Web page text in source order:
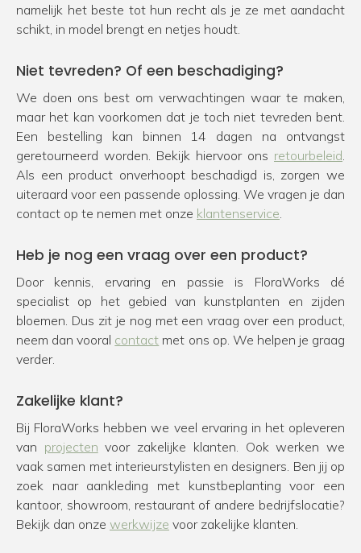
namelijk het beste tot hun recht als je ze met aandacht
schikt, in model brengt en netjes houdt.
Niet tevreden? Of een beschadiging?
We doen ons best om verwachtingen waar te maken,
maar het kan voorkomen dat je toch niet tevreden bent.
Een bestelling kan binnen 14 dagen na ontvangst
geretourneerd worden. Bekijk hiervoor ons retourbeleid.
Als een product onverhoopt beschadigd is, zorgen we
uiteraard voor een passende oplossing. We vragen je dan
contact op te nemen met onze klantenservice.
Heb je nog een vraag over een product?
Door kennis, ervaring en passie is FloraWorks dé
specialist op het gebied van kunstplanten en zijden
bloemen. Dus zit je nog met een vraag over een product,
neem dan vooral contact met ons op. We helpen je graag
verder.
Zakelijke klant?
Bij FloraWorks hebben we veel ervaring in het opleveren
van projecten voor zakelijke klanten. Ook werken we
vaak samen met interieurstylisten en designers. Ben jij op
zoek naar aankleding met kunstbeplanting voor een
kantoor, showroom, restaurant of andere bedrijfslocatie?
Bekijk dan onze werkwijze voor zakelijke klanten.